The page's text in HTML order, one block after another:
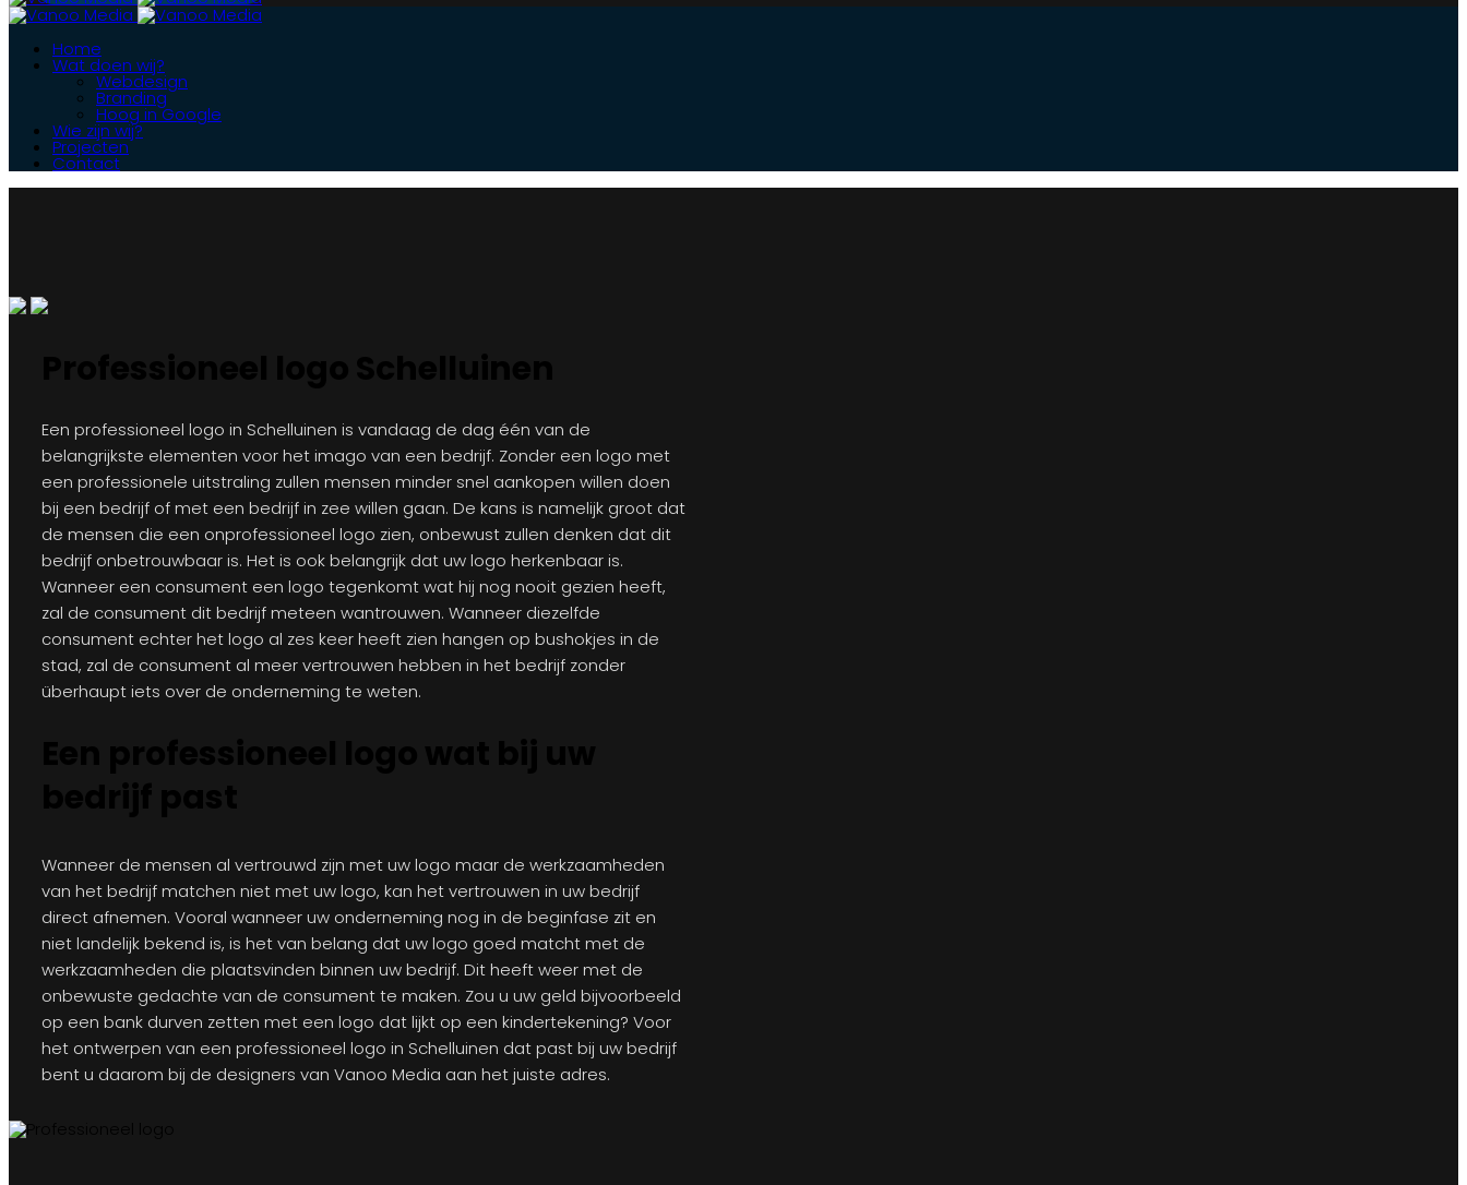
Home
Wat doen wij?
Webdesign
Branding
Hoog in Google
Wie zijn wij?
Projecten
Contact
Een professioneel logo in Schelluinen is vandaag de dag één van de
belangrijkste elementen voor het imago van een bedrijf. Zonder een logo met
een professionele uitstraling zullen mensen minder snel aankopen willen doen
bij een bedrijf of met een bedrijf in zee willen gaan. De kans is namelijk groot dat
de mensen die een onprofessioneel logo zien, onbewust zullen denken dat dit
bedrijf onbetrouwbaar is. Het is ook belangrijk dat uw logo herkenbaar is.
Wanneer een consument een logo tegenkomt wat hij nog nooit gezien heeft,
zal de consument dit bedrijf meteen wantrouwen. Wanneer diezelfde
consument echter het logo al zes keer heeft zien hangen op bushokjes in de
stad, zal de consument al meer vertrouwen hebben in het bedrijf zonder
überhaupt iets over de onderneming te weten.
Wanneer de mensen al vertrouwd zijn met uw logo maar de werkzaamheden
van het bedrijf matchen niet met uw logo, kan het vertrouwen in uw bedrijf
direct afnemen. Vooral wanneer uw onderneming nog in de beginfase zit en
niet landelijk bekend is, is het van belang dat uw logo goed matcht met de
werkzaamheden die plaatsvinden binnen uw bedrijf. Dit heeft weer met de
onbewuste gedachte van de consument te maken. Zou u uw geld bijvoorbeeld
op een bank durven zetten met een logo dat lijkt op een kindertekening? Voor
het ontwerpen van een professioneel logo in Schelluinen dat past bij uw bedrijf
bent u daarom bij de designers van Vanoo Media aan het juiste adres.